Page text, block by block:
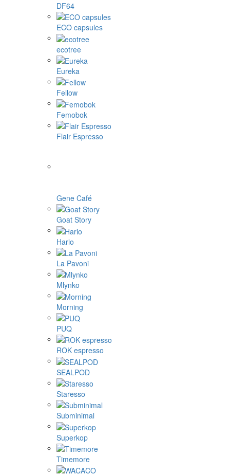
DF64
ECO capsules
ecotree
Eureka
Fellow
Femobok
Flair Espresso
Gene Café
Goat Story
Hario
La Pavoni
Mlynko
Morning
PUQ
ROK espresso
SEALPOD
Staresso
Subminimal
Superkop
Timemore